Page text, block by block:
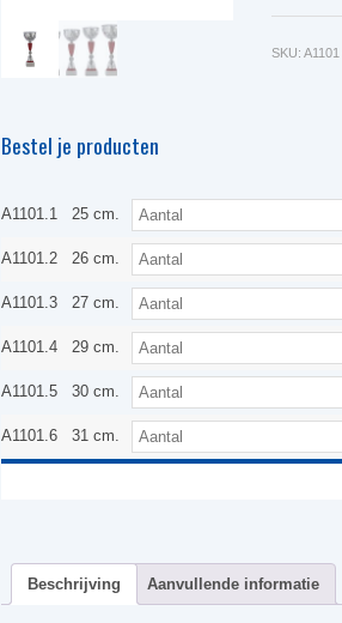
SKU:A1101
Bestel je producten
A1101.1 25 cm.
A1101.2 26 cm.
A1101.3 27 cm.
A1101.4 29 cm.
A1101.5 30 cm.
A1101.6 31 cm.
Beschrijving Aanvullende informatie